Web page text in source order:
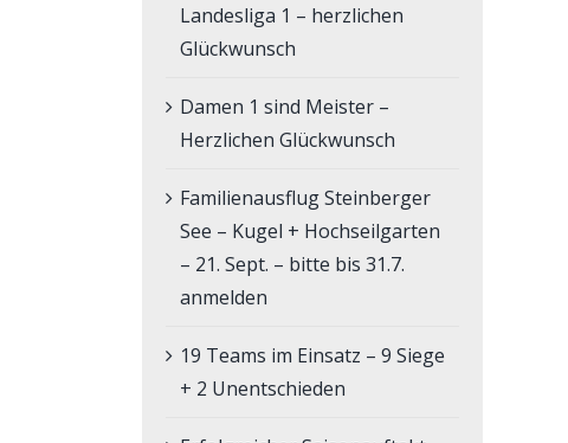
Landesliga 1 – herzlichen
Glückwunsch
Damen 1 sind Meister –
Herzlichen Glückwunsch
Familienausflug Steinberger
See – Kugel + Hochseilgarten
– 21. Sept. – bitte bis 31.7.
anmelden
19 Teams im Einsatz – 9 Siege
+ 2 Unentschieden